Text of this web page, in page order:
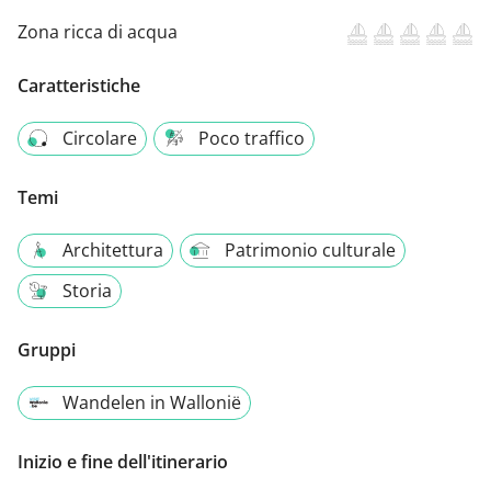
Zona ricca di acqua
Caratteristiche
Circolare Poco traffico
Temi
Architettura
Patrimonio culturale
Storia
Gruppi
Wandelen in Wallonië
Inizio e fine dell'itinerario